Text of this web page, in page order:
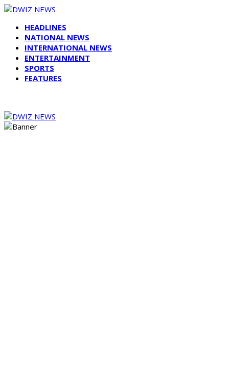
HEADLINES
NATIONAL NEWS
INTERNATIONAL NEWS
ENTERTAINMENT
SPORTS
FEATURES